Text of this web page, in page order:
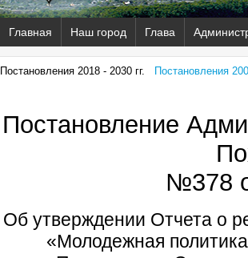
Главная Наш город Глава
Постановления 2018 - 2030 гг. Постановления
Постановление
№378
Об утверждении Отчета о
«Молодежная политика